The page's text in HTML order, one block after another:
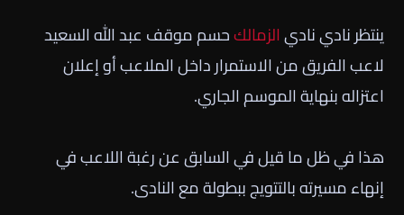
ينتظر نادي ناديالزمالكحسم موقف عبد الله السعيد
لاعب الفريق من الاستمرار داخل الملاعب أو إعلان
اعتزاله بنهاية الموسم الجاري.
هذا في ظل ما قيل في السابق عن رغبة اللاعب في
إنهاء مسيرته بالتتويج ببطولة مع النادى.